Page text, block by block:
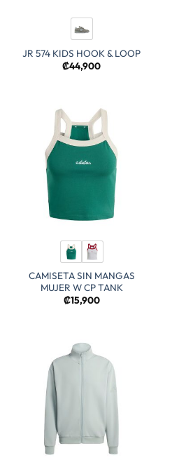
JR 574 KIDS HOOK & LOOP
₡44,900
CAMISETA SIN MANGAS
MUJER W CP TANK
₡15,900